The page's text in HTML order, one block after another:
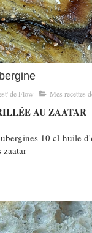
de Flow Mes recettes
AU ZAATAR
10 cl huile
zaatar